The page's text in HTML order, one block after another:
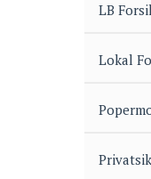
LB
Lokal